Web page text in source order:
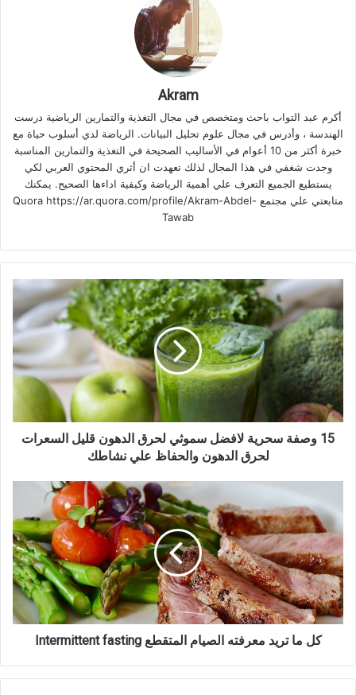
Akram
أكرم عبد التواب باحث ومتخصص في مجال التغذية والتمارين الرياضية درست
الهندسة ، وأدرس في مجال علوم تحليل البيانات. الرياضة لدي أسلوب حياة مع
خبرة أكثر من 10 أعوام في الأساليب الصحيحة في التغذية والتمارين المناسبة
وجدت شغفي في هذا المجال لذلك تعهدت ان أثري المحتوي العربي لكي
يستطيع الجميع التعرف علي أهمية الرياضة وكيفية اداءها الصحيح. يمكنك
متابعتي علي مجتمع Quora https://ar.quora.com/profile/Akram-Abdel-
Tawab
15 وصفة سحرية لافضل سموثي لحرق الدهون قليل السعرات
لحرق الدهون والحفاظ علي نشاطك
كل ما تريد معرفته الصيام المتقطع Intermittent fasting